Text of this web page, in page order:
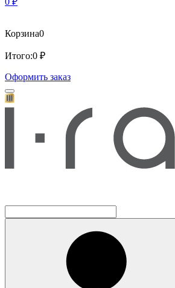
Корзина0
Итого:0 ₽
Оформить заказ